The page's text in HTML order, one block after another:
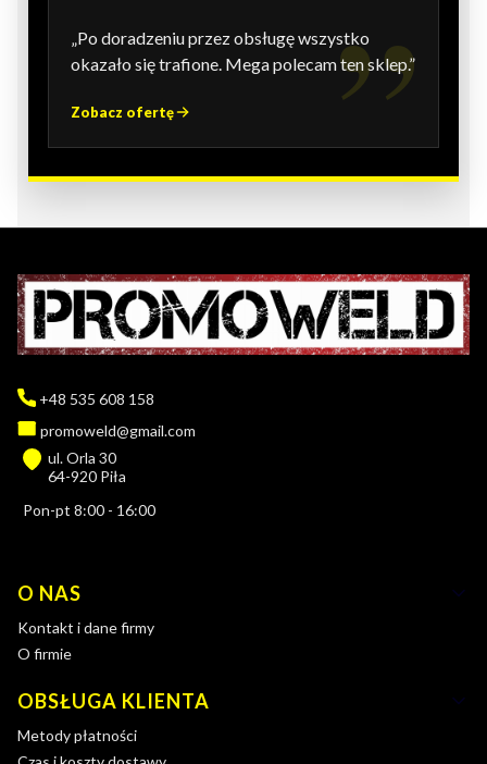
„Po doradzeniu przez obsługę wszystko
okazało się trafione. Mega polecam ten sklep.”
Zobacz ofertę
+48 535 608 158
promoweld@gmail.com
ul. Orla 30
64-920 Piła
Pon-pt 8:00 - 16:00
Linki w stopce
O NAS
Kontakt i dane firmy
O firmie
OBSŁUGA KLIENTA
Metody płatności